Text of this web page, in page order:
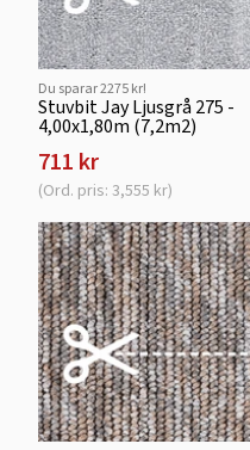
Du sparar 2275 kr!
Stuvbit Jay Ljusgrå 275 -
4,00x1,80m (7,2m2)
711 kr
(Ord. pris: 3,555 kr)